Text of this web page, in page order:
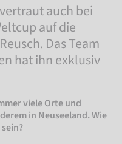
auch bei
auf die
Das Team
hat ihn exklusiv
viele Orte und
in Neuseeland. Wie